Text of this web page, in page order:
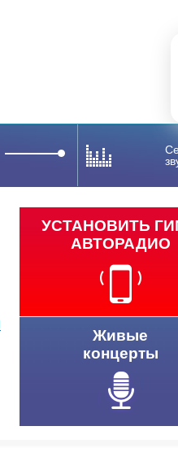
УСТАНОВИТЬ
АВТОРАДИО
Живые
концерты